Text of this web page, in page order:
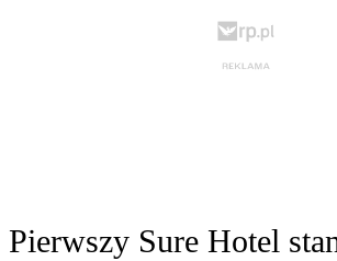
Pierwszy Sure Hotel